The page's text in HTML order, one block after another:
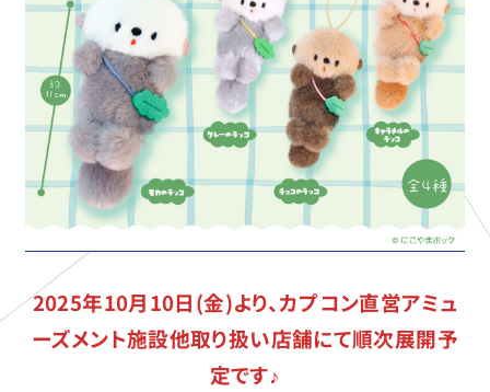
2025年10月10日(金)より、カプコン直営アミュ
ーズメント施設他取り扱い店舗にて順次展開予
定です♪